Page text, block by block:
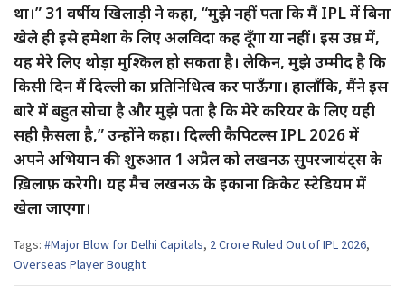
था।” 31 वर्षीय खिलाड़ी ने कहा, “मुझे नहीं पता कि मैं IPL में बिना
खेले ही इसे हमेशा के लिए अलविदा कह दूँगा या नहीं। इस उम्र में,
यह मेरे लिए थोड़ा मुश्किल हो सकता है। लेकिन, मुझे उम्मीद है कि
किसी दिन मैं दिल्ली का प्रतिनिधित्व कर पाऊँगा। हालाँकि, मैंने इस
बारे में बहुत सोचा है और मुझे पता है कि मेरे करियर के लिए यही
सही फ़ैसला है,” उन्होंने कहा। दिल्ली कैपिटल्स IPL 2026 में
अपने अभियान की शुरुआत 1 अप्रैल को लखनऊ सुपरजायंट्स के
ख़िलाफ़ करेगी। यह मैच लखनऊ के इकाना क्रिकेट स्टेडियम में
खेला जाएगा।
Tags: #Major Blow for Delhi Capitals, 2 Crore Ruled Out of IPL 2026,
Overseas Player Bought